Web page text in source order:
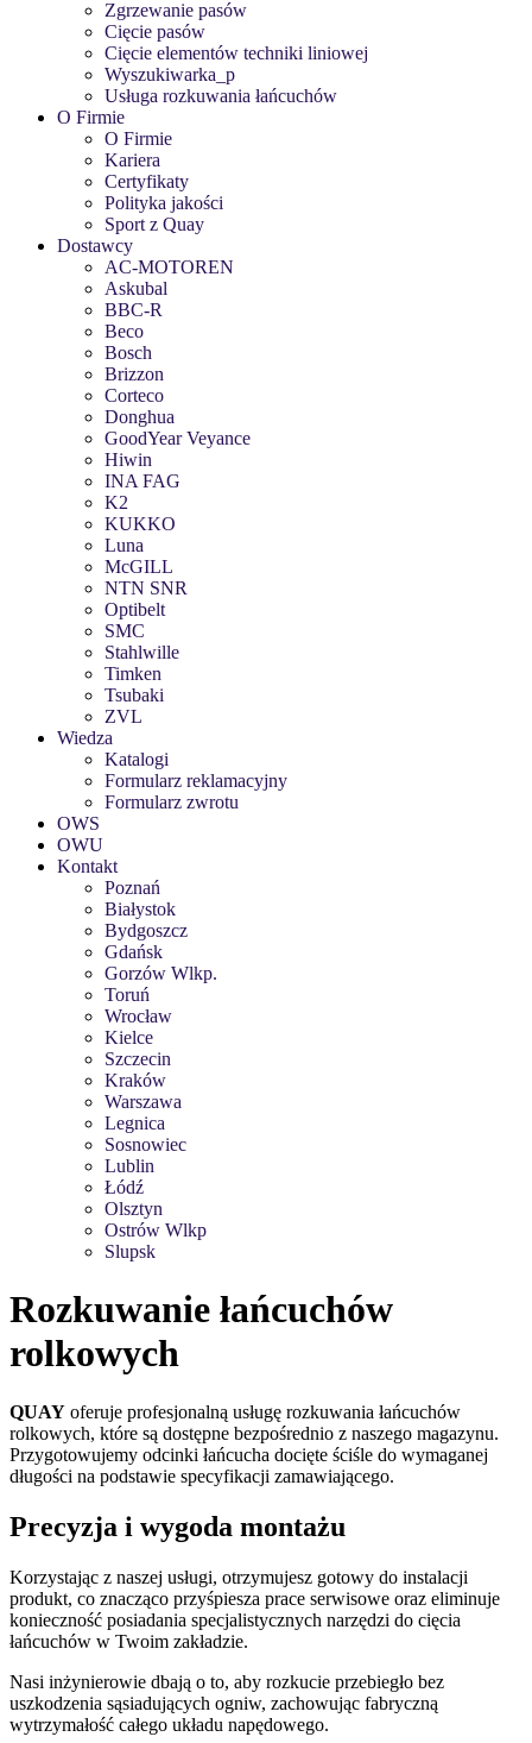
Zgrzewanie pasów
Cięcie pasów
Cięcie elementów techniki liniowej
Wyszukiwarka_p
Usługa rozkuwania łańcuchów
O Firmie
O Firmie
Kariera
Certyfikaty
Polityka jakości
Sport z Quay
Dostawcy
AC-MOTOREN
Askubal
BBC-R
Beco
Bosch
Brizzon
Corteco
Donghua
GoodYear Veyance
Hiwin
INA FAG
K2
KUKKO
Luna
McGILL
NTN SNR
Optibelt
SMC
Stahlwille
Timken
Tsubaki
ZVL
Wiedza
Katalogi
Formularz reklamacyjny
Formularz zwrotu
OWS
OWU
Kontakt
Poznań
Białystok
Bydgoszcz
Gdańsk
Gorzów Wlkp.
Toruń
Wrocław
Kielce
Szczecin
Kraków
Warszawa
Legnica
Sosnowiec
Lublin
Łódź
Olsztyn
Ostrów Wlkp
Slupsk
Rozkuwanie łańcuchów
rolkowych
QUAY oferuje profesjonalną usługę rozkuwania łańcuchów
rolkowych, które są dostępne bezpośrednio z naszego magazynu.
Przygotowujemy odcinki łańcucha docięte ściśle do wymaganej
długości na podstawie specyfikacji zamawiającego.
Precyzja i wygoda montażu
Korzystając z naszej usługi, otrzymujesz gotowy do instalacji
produkt, co znacząco przyśpiesza prace serwisowe oraz eliminuje
konieczność posiadania specjalistycznych narzędzi do cięcia
łańcuchów w Twoim zakładzie.
Nasi inżynierowie dbają o to, aby rozkucie przebiegło bez
uszkodzenia sąsiadujących ogniw, zachowując fabryczną
wytrzymałość całego układu napędowego.